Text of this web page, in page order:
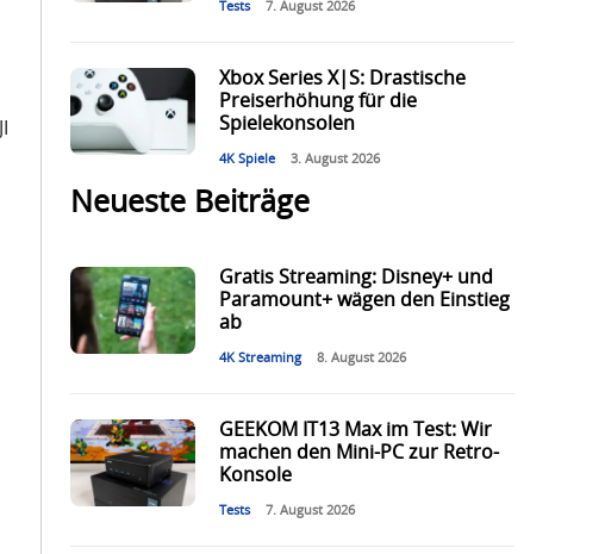
Tests 7. August 2026
Xbox Series X|S: Drastische
Preiserhöhung für die
Spielekonsolen
4K Spiele 3. August 2026
Neueste Beiträge
Gratis Streaming: Disney+ und
Paramount+ wägen den Einstieg
ab
4K Streaming 8. August 2026
GEEKOM IT13 Max im Test: Wir
machen den Mini-PC zur Retro-
Konsole
Tests 7. August 2026